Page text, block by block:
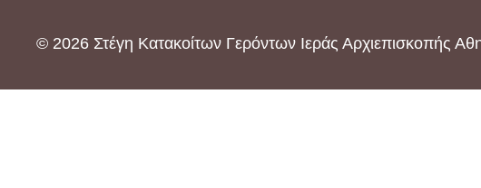
© 2026 Στέγη Κατακοίτων Γερόντων Ιεράς Αρχιεπισκοπής